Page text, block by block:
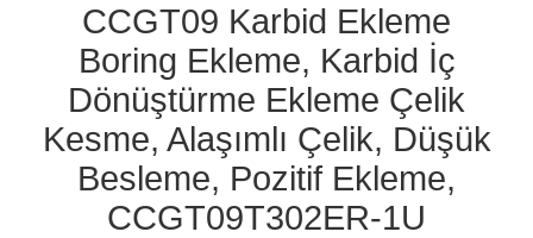
HABERLER
BIR
İNDIRIM
İSTE
CCGT09 Karbid Ekleme
Boring Ekleme, Karbid İç
Dönüştürme Ekleme Çelik
Kesme, Alaşımlı Çelik, Düşük
Besleme, Pozitif Ekleme,
CCGT09T302ER-1U